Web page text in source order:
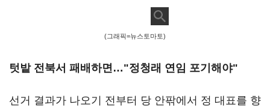
(그래픽=뉴스토마토)
텃밭 전북서 패배하면…"정청래 연임 포기해야"
선거 결과가 나오기 전부터 당 안팎에서 정 대표를 향